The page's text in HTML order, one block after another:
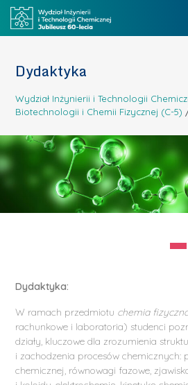
Dydaktyka
Wydział Inżynierii i Technologii
Biotechnologii i Chemii Fizycznej (C-5)
Dydaktyka:
W ramach przedmiotu chemia
rachunkowe i laboratoria) studenci
działy, kluczowe dla zrozumienia
i zachodzenia procesów chemicznych:
chemicznej, równowagi fazowe,